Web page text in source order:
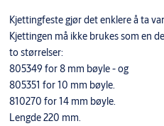
Kjettingfeste gjør det enklere å ta
Kjettingen må ikke brukes som en
to størrelser:
805349 for 8 mm bøyle - og
805351 for 10 mm bøyle.
810270 for 14 mm bøyle.
Lengde 220 mm.